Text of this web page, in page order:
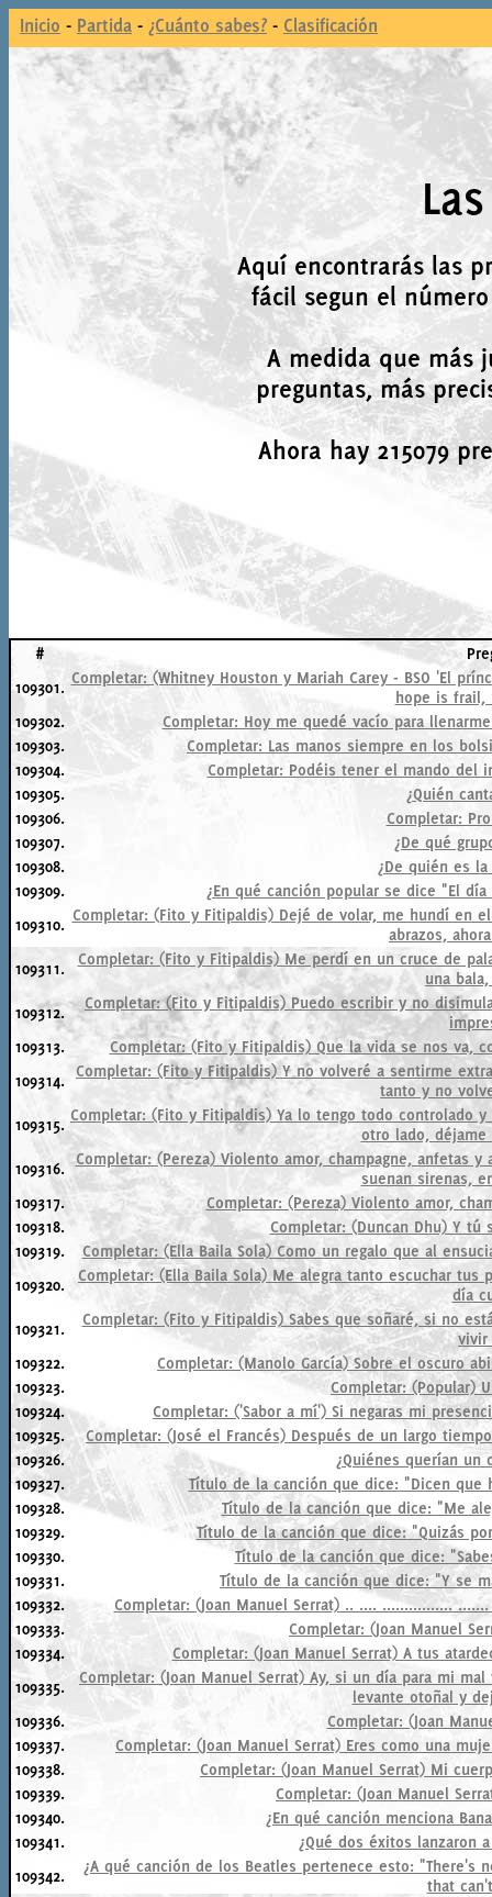
Inicio - Partida - ¿Cuánto sabes? - Clasificación
Aquí encontrarás las
fácil segun el
A medida que más
preguntas, más
Ahora hay 215079
#
109301. Completar: (Whitney Houston y Mariah Carey - BSO 'El
hope is
109302.
Completar: Hoy me quedé vacío para
109303.
Completar: Las manos siempre en los
109304.
Completar: Podéis tener el mando del
109305.
¿Quién
109306.
Completar:
109307.
¿De qué
109308.
¿De quién es
109309.
¿En qué canción popular se dice "El
109310. Completar: (Fito y Fitipaldis) Dejé de volar, me hundí en
abrazos,
109311.
Completar: (Fito y Fitipaldis) Me perdí en un cruce de
una
109312.
Completar: (Fito y Fitipaldis) Puedo escribir y no
109313.
Completar: (Fito y Fitipaldis) Que la vida se nos va,
109314. Completar: (Fito y Fitipaldis) Y no volveré a sentirme
tanto y no
109315. Completar: (Fito y Fitipaldis) Ya lo tengo todo controlado
otro lado,
109316.
Completar: (Pereza) Violento amor, champagne, anfetas
suenan sirenas,
109317.
Completar: (Pereza) Violento amor,
109318.
Completar: (Duncan Dhu) Y
109319.
Completar: (Ella Baila Sola) Como un regalo que al
109320.
Completar: (Ella Baila Sola) Me alegra tanto escuchar
día
109321.
Completar: (Fito y Fitipaldis) Sabes que soñaré, si no
vivir
109322.
Completar: (Manolo García) Sobre el oscuro
109323.
Completar: (Popular)
109324.
Completar: ('Sabor a mí') Si negaras mi
109325.
Completar: (José el Francés) Después de un largo
109326.
¿Quiénes querían un
109327.
Título de la canción que dice: "Dicen que
109328.
Título de la canción que dice: "Me
109329.
Título de la canción que dice: "Quizás
109330.
Título de la canción que dice:
109331.
Título de la canción que dice: "Y se
109332.
Completar: (Joan Manuel Serrat) .. .... ................
109333.
Completar: (Joan Manuel
109334.
Completar: (Joan Manuel Serrat) A tus
109335.
Completar: (Joan Manuel Serrat) Ay, si un día para mi
levante otoñal y
109336.
Completar: (Joan
109337.
Completar: (Joan Manuel Serrat) Eres como una
109338.
Completar: (Joan Manuel Serrat) Mi
109339.
Completar: (Joan Manuel
109340.
¿En qué canción menciona
109341.
¿Qué dos éxitos lanzaron
109342.
¿A qué canción de los Beatles pertenece esto:
that